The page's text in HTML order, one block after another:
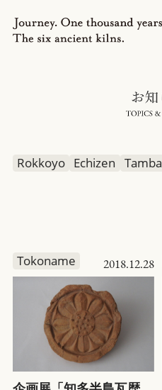
LIBRARY
Privacy Policy
Copyright, Other disclaimers
CONTACT US
Rokkoyo Echizen Tamba
Tokoname 2018.12.28